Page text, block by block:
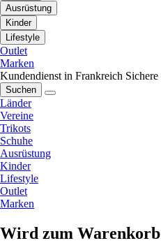
Ausrüstung
Kinder
Lifestyle
Outlet
Marken
Kundendienst in Frankreich
Suchen
Länder
Vereine
Trikots
Schuhe
Ausrüstung
Kinder
Lifestyle
Outlet
Marken
Wird zum